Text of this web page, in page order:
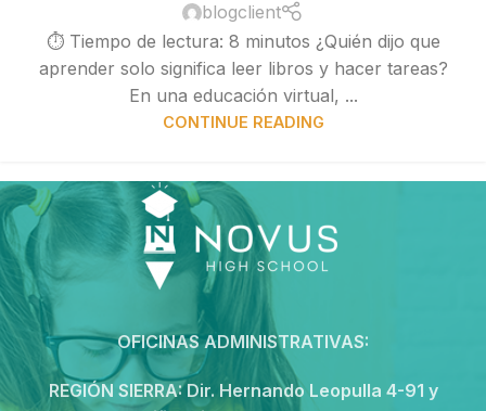
blogclient
⏱ Tiempo de lectura: 8 minutos ¿Quién dijo que
aprender solo significa leer libros y hacer tareas?
En una educación virtual, ...
CONTINUE READING
OFICINAS ADMINISTRATIVAS:
REGIÓN SIERRA:Dir. Hernando Leopulla 4-91 y